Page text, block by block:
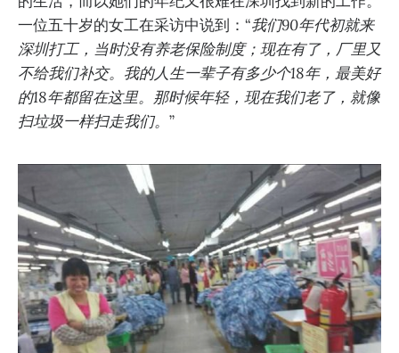
一位五十岁的女工在采访中说到：“我们90年代初就来
深圳打工，当时没有养老保险制度；现在有了，厂里又
不给我们补交。我的人生一辈子有多少个18年，最美好
的18年都留在这里。那时候年轻，现在我们老了，就像
扫垃圾一样扫走我们。 ”